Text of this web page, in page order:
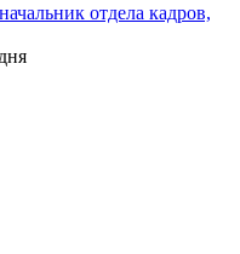
отдела кадров,